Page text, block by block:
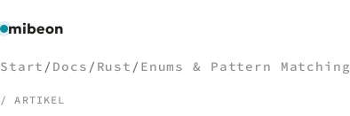
mibeon
Start / Docs / Rust / Enums & Pattern Matching
/ ARTIKEL